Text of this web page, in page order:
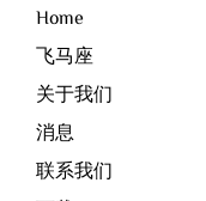
Home
飞马座
关于我们
消息
联系我们